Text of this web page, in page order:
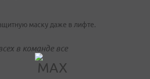
маску даже в лифте.
в команде все